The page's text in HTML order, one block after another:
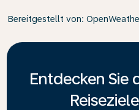
Bereitgestellt von:
Entdecken Sie